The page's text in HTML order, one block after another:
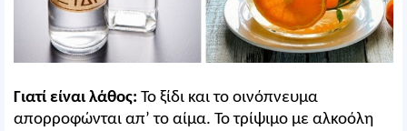
Γιατί είναι λάθος: Το ξίδι και το οινόπνευμα
απορροφώνται απ’ το αίμα. Το τρίψιμο με αλκοόλη